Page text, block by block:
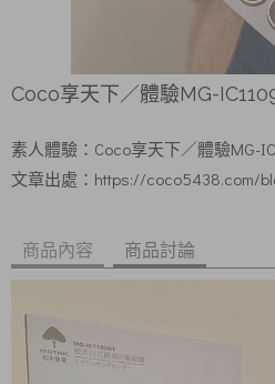
Coco享天下／體驗MG-
素人體驗： Coco享天下／體驗MG-
文章出處： https://coco5438.com/
商品內容 商品討論